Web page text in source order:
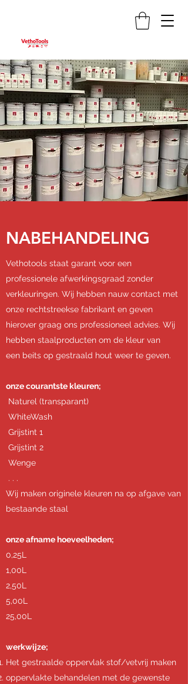
NABEHANDELING
Vethotools staat garant voor een
professionele afwerkingsgraad zonder
verkleuringen. Wij hebben nauw contact met
onze rechtstreekse fabrikant en geven
hierover graag ons professioneel advies. Wij
hebben staalproducten om de kleur van
een beits op gestraald hout weer te geven.
onze courantste kleuren;
Naturel (transparant)
WhiteWash
Grijstint 1
Grijstint 2
Wenge
. . .
Wij maken originele kleuren na op afgave van
bestaande staal
onze afname hoeveelheden;
0,25L
1,00L
2,50L
5,00L
25,00L
werkwijze;
Het gestraalde oppervlak stof/vetvrij maken
oppervlakte behandelen met de gewenste